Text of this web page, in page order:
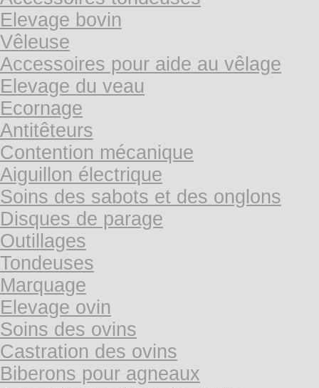
Elevage bovin
Vêleuse
Accessoires pour aide au vêlage
Elevage du veau
Ecornage
Antitêteurs
Contention mécanique
Aiguillon électrique
Soins des sabots et des onglons
Disques de parage
Outillages
Tondeuses
Marquage
Elevage ovin
Soins des ovins
Castration des ovins
Biberons pour agneaux